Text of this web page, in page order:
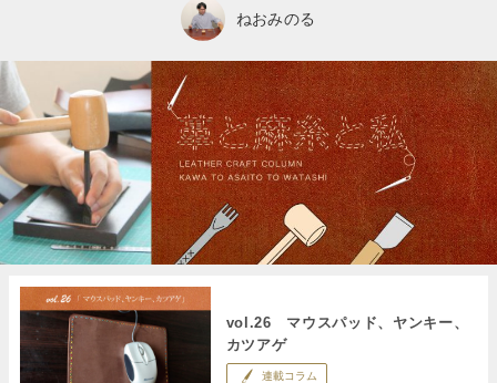
ねおみのる
vol.26 マウスパッド、ヤンキー、
カツアゲ
連載コラム